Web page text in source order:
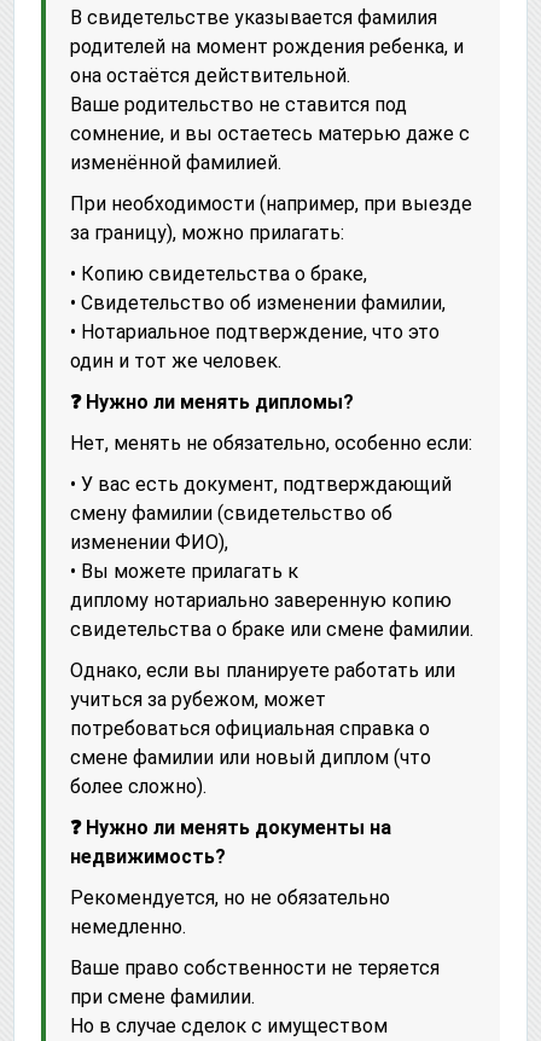
В свидетельстве указывается фамилия
родителей на момент рождения ребенка, и
она остаётся действительной.
Ваше родительство не ставится под
сомнение, и вы остаетесь матерью даже с
изменённой фамилией.
При необходимости (например, при выезде
за границу), можно прилагать:
• Копию свидетельства о браке,
• Свидетельство об изменении фамилии,
• Нотариальное подтверждение, что это
один и тот же человек.
❓ Нужно ли менять дипломы?
Нет, менять не обязательно, особенно если:
• У вас есть документ, подтверждающий
смену фамилии (свидетельство об
изменении ФИО),
• Вы можете прилагать к
диплому нотариально заверенную копию
свидетельства о браке или смене фамилии.
Однако, если вы планируете работать или
учиться за рубежом, может
потребоваться официальная справка о
смене фамилии или новый диплом (что
более сложно).
❓ Нужно ли менять документы на
недвижимость?
Рекомендуется, но не обязательно
немедленно.
Ваше право собственности не теряется
при смене фамилии.
Но в случае сделок с имуществом